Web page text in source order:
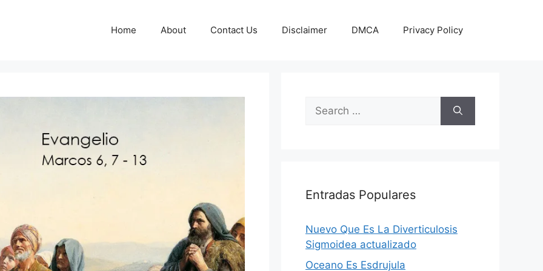
Home About Contact Us Disclaimer DMCA Privacy Policy
Search
for:
Entradas Populares
Nuevo Que Es La Diverticulosis
Sigmoidea actualizado
Oceano Es Esdrujula